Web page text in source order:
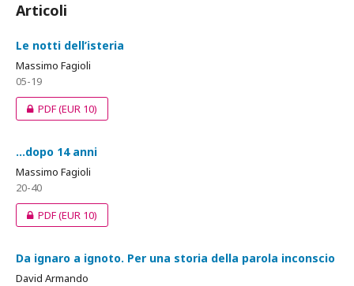
Articoli
Le notti dell’isteria
Massimo Fagioli
05-19
PDF(EUR 10)
...dopo 14 anni
Massimo Fagioli
20-40
PDF(EUR 10)
Da ignaro a ignoto. Per una storia della parola inconscio
David Armando